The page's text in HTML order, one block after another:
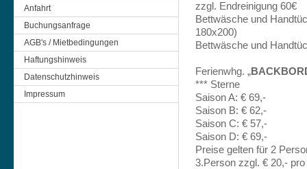
Anfahrt
Buchungsanfrage
AGB's / Mietbedingungen
Haftungshinweis
Datenschutzhinweis
Impressum
zzgl. Endreinigung 60€
Bettwäsche und
180x200)
Bettwäsche und
Ferienwhg. „
*** Sterne
Saison A: € 69,-
Saison B: € 62,-
Saison C: € 57,-
Saison D: € 69,-
Preise gelten für 2
3.Person zzgl. € 20,- pro